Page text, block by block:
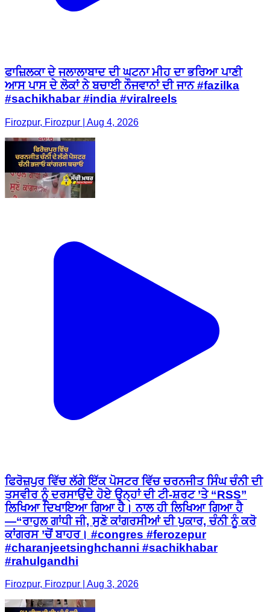
ਫਾਜ਼ਿਲਕਾ ਦੇ ਜਲਾਲਾਬਾਦ ਦੀ ਘਟਨਾ ਮੀਹ ਦਾ ਭਰਿਆ ਪਾਣੀ
ਆਸ ਪਾਸ ਦੇ ਲੋਕਾਂ ਨੇ ਬਚਾਈ ਨੌਜਵਾਨਾਂ ਦੀ ਜਾਨ #fazilka
#sachikhabar #india #viralreels
Firozpur, Firozpur | Aug 4, 2026
ਫਿਰੋਜ਼ਪੁਰ ਵਿੱਚ ਲੱਗੇ ਇੱਕ ਪੋਸਟਰ ਵਿੱਚ ਚਰਨਜੀਤ ਸਿੰਘ ਚੰਨੀ ਦੀ
ਤਸਵੀਰ ਨੂੰ ਦਰਸਾਉਂਦੇ ਹੋਏ ਉਨ੍ਹਾਂ ਦੀ ਟੀ-ਸ਼ਰਟ ’ਤੇ “RSS”
ਲਿਖਿਆ ਦਿਖਾਇਆ ਗਿਆ ਹੈ। ਨਾਲ ਹੀ ਲਿਖਿਆ ਗਿਆ ਹੈ
—“ਰਾਹੁਲ ਗਾਂਧੀ ਜੀ, ਸੁਣੋ ਕਾਂਗਰਸੀਆਂ ਦੀ ਪੁਕਾਰ, ਚੰਨੀ ਨੂੰ ਕਰੋ
ਕਾਂਗਰਸ ’ਚੋਂ ਬਾਹਰ। #congres #ferozepur
#charanjeetsinghchanni #sachikhabar
#rahulgandhi
Firozpur, Firozpur | Aug 3, 2026